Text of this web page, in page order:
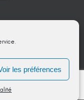
les préférences